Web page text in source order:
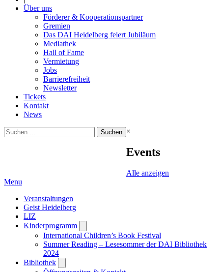
Über uns
Förderer & Kooperationspartner
Gremien
Das DAI Heidelberg feiert Jubiläum
Mediathek
Hall of Fame
Vermietung
Jobs
Barrierefreiheit
Newsletter
Tickets
Kontakt
News
Suchen
nach:
×
Events
Alle anzeigen
Menu
Veranstaltungen
Geist Heidelberg
LIZ
Kinderprogramm
submenu
International Children’s Book Festival
Summer Reading – Lesesommer der DAI Bibliothek
2024
Bibliothek
submenu